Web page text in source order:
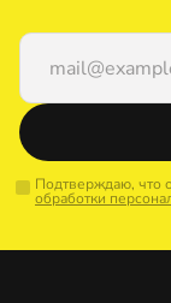
Подтверждаю, что
обработки